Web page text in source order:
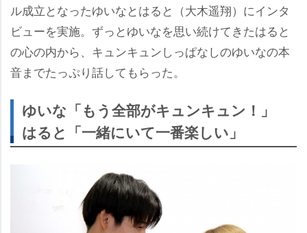
ル成立となったゆいなとはると（大木遥翔）にインタ
ビューを実施。ずっとゆいなを思い続けてきたはると
の心の内から、キュンキュンしっぱなしのゆいなの本
音までたっぷり話してもらった。
ゆいな「もう全部がキュンキュン！」
はると「一緒にいて一番楽しい」